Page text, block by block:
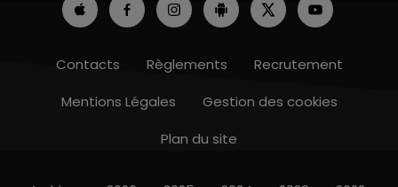
Contacts Règlements
Recrutement
Mentions Légales
Gestion des cookies
Plan du site